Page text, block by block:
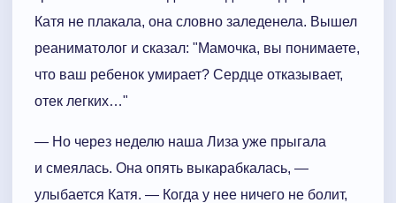
Катя не плакала, она словно заледенела. Вышел
реаниматолог и сказал: "Мамочка, вы понимаете,
что ваш ребенок умирает? Сердце отказывает,
отек легких…"
— Но через неделю наша Лиза уже прыгала
и смеялась. Она опять выкарабкалась, —
улыбается Катя. — Когда у нее ничего не болит,